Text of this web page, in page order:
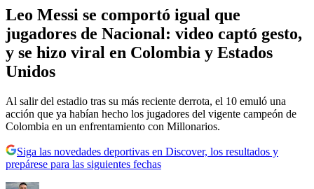
Leo Messi se comportó igual que
jugadores de Nacional: video captó gesto,
y se hizo viral en Colombia y Estados
Unidos
Al salir del estadio tras su más reciente derrota, el 10 emuló una
acción que ya habían hecho los jugadores del vigente campeón de
Colombia en un enfrentamiento con Millonarios.
Siga las novedades deportivas en Discover, los resultados y
prepárese para las siguientes fechas